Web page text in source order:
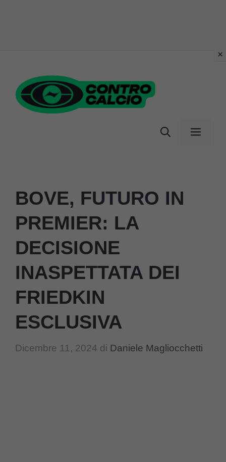
contenuto
Menu
BOVE, FUTURO IN
PREMIER: LA
DECISIONE
INASPETTATA DEI
FRIEDKIN
ESCLUSIVA
Dicembre 11, 2024 di Daniele Magliocchetti